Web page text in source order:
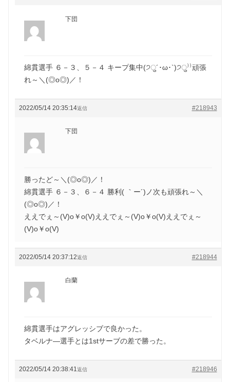
下団
綿貫選手 ６－３、５－４ キープ集中(੭ु´･ω･`)੭ु⁾⁾頑張
れ～＼(◎o◎)／！
2022/05/14 20:35:14 #218943
返信
下団
勝ったど～＼(◎o◎)／！
綿貫選手 ６－３、６－４ 勝利( ｀ー´)ノ次も頑張れ～＼
(◎o◎)／！
ええでぇ～(V)o￥o(V)ええでぇ～(V)o￥o(V)ええでぇ～
(V)o￥o(V)
2022/05/14 20:37:12 #218944
返信
白蘭
綿貫選手はアグレッシブで良かった。
タベルナ―選手とは1stサーブの差で勝った。
2022/05/14 20:38:41 #218946
返信